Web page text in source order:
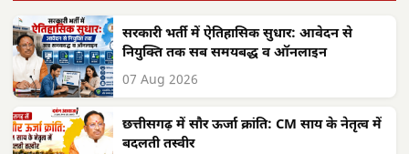
सरकारी भर्ती में ऐतिहासिक सुधार: आवेदन से
नियुक्ति तक सब समयबद्ध व ऑनलाइन
07 Aug 2026
छत्तीसगढ़ में सौर ऊर्जा क्रांति: CM साय के नेतृत्व में
बदलती तस्वीर